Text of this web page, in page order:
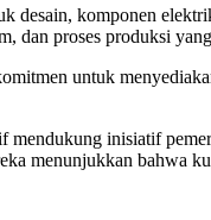
desain, komponen
dan proses produksi
untuk
mendukung inisiatif
menunjukkan bahwa